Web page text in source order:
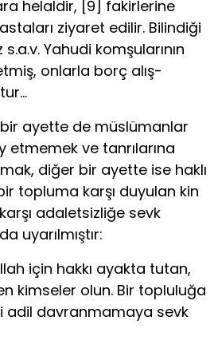
helaldir, [9] fakirlerine
ziyaret edilir. Bilindiği
Yahudi komşularının
onlarla borç alış-
ayette de müslümanlar
etmemek ve tanrılarına
diğer bir ayette ise haklı
topluma karşı duyulan kin
adaletsizliğe sevk
uyarılmıştır:
için hakkı ayakta tutan,
kimseler olun. Bir topluluğa
adil davranmamaya sevk